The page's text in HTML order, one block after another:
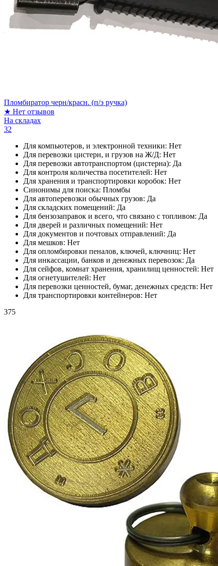
Пломбиратор черн/красн. (п/э ручка)
★ Нет отзывов
На складах
32
Для компьютеров, и электронной техники: Нет
Для перевозки цистерн, и грузов на Ж/Д: Нет
Для перевозки автотранспортом (цистерна): Да
Для контроля количества посетителей: Нет
Для хранения и транспортировки коробок: Нет
Синонимы для поиска: Пломбы
Для автоперевозки обычных грузов: Да
Для складских помещений: Да
Для бензозаправок и всего, что связано с топливом: Да
Для дверей и различных помещений: Нет
Для документов и почтовых отправлений: Да
Для мешков: Нет
Для опломбировки пеналов, ключей, ключниц: Нет
Для инкассации, банков и денежных перевозок: Да
Для сейфов, комнат хранения, хранилищ ценностей: Нет
Для огнетушителей: Нет
Для перевозки ценностей, бумаг, денежных средств: Нет
Для транспортировки контейнеров: Нет
375